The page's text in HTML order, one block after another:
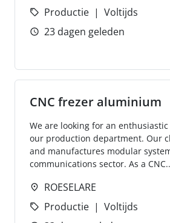
Productie
Voltijds
23 dagen geleden
CNC frezer aluminium
We are looking for an
our production department. Our
and manufactures modular
communications sector. As a
ROESELARE
Productie
Voltijds